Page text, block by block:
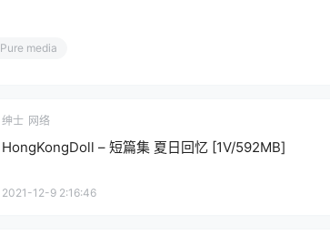
Pure media
绅士 网络
HongKongDoll – 短篇集 夏日回忆 [1V/592MB]
2021-12-9 2:16:46